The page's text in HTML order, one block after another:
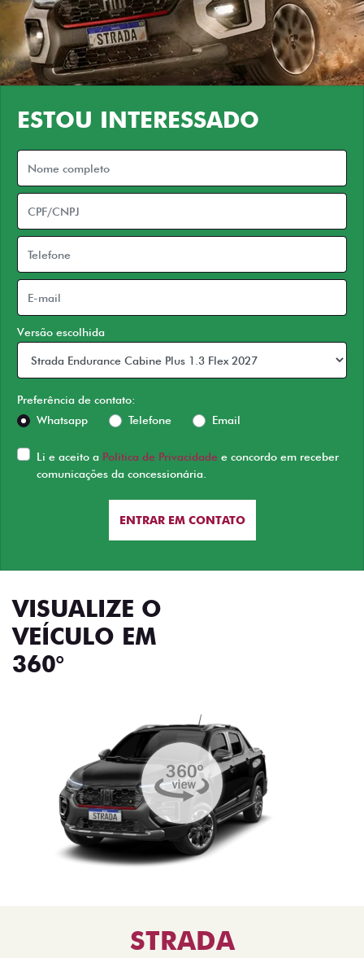
ESTOU INTERESSADO
Versão escolhida
Preferência de contato:
Whatsapp
Telefone Email
Li e aceito a Política de Privacidade e concordo em receber
comunicações da concessionária.
ENTRAR EM CONTATO
VISUALIZE O
VEÍCULO EM
360°
STRADA